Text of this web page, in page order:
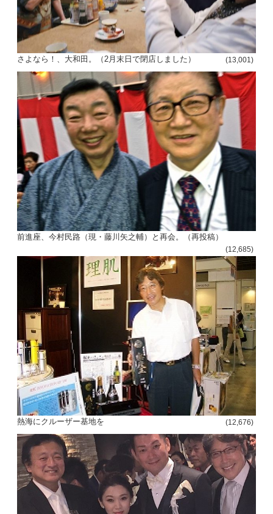
さよなら！、大和田。（2月末日で閉店しました） (13,001)
前進座、今村民路（現・藤川矢之輔）と再会。（再投稿）
(12,685)
熱海にクルーザー基地を (12,676)